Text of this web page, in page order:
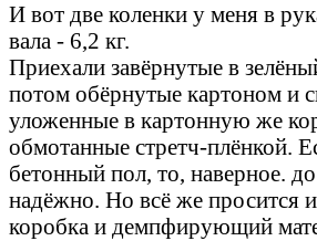
И вот две коленки у меня в
вала - 6,2 кг.
Приехали завёрнутые в
потом обёрнутые картоном и
уложенные в картонную же
обмотанные стретч-плёнкой.
бетонный пол, то, наверное.
надёжно. Но всё же просится
коробка и демпфирующий